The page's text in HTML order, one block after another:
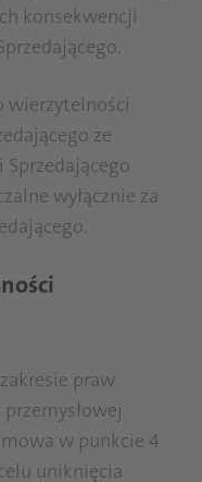
konsekwencji
wierzytelności
ze
wyłącznie za
praw
w punkcie 4
uniknięcia